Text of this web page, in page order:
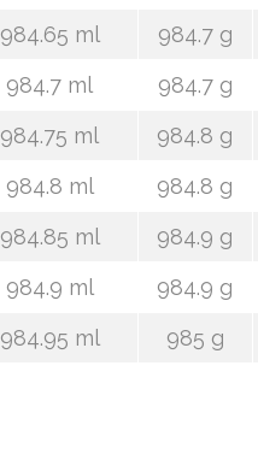
984.65 ml
984.7 g
984.7 ml
984.7 g
984.75 ml
984.8 g
984.8 ml
984.8 g
984.85 ml
984.9 g
984.9 ml
984.9 g
984.95 ml
985 g